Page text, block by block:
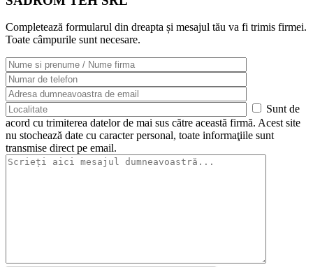
Completează formularul din dreapta și mesajul tău va fi trimis firmei.
Toate câmpurile sunt necesare.
Sunt de
acord cu trimiterea datelor de mai sus către această firmă. Acest site
nu stochează date cu caracter personal, toate informaţiile sunt
transmise direct pe email.